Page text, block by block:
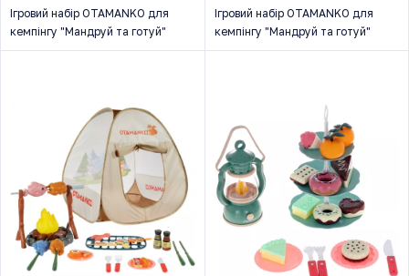
Ігровий набір OTAMANKO для
кемпінгу "Мандруй та готуй"
Ігровий набір OTAMANKO для
кемпінгу "Мандруй та готуй"